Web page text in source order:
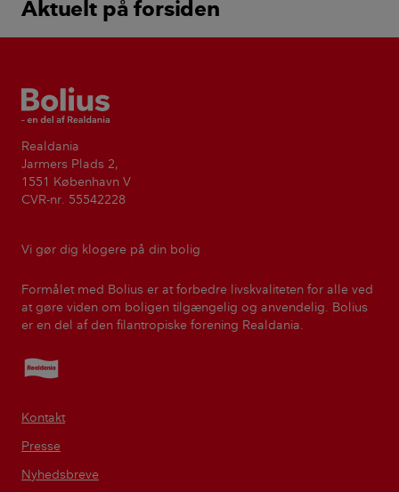
Aktuelt på forsiden
Bolius
Realdania
Jarmers Plads 2,
1551 København V
CVR-nr. 55542228
Vi gør dig klogere på din bolig
Formålet med Bolius er at forbedre livskvaliteten for alle ved
at gøre viden om boligen tilgængelig og anvendelig. Bolius
er en del af den filantropiske forening Realdania.
Realdania
Kontakt
Presse
Nyhedsbreve